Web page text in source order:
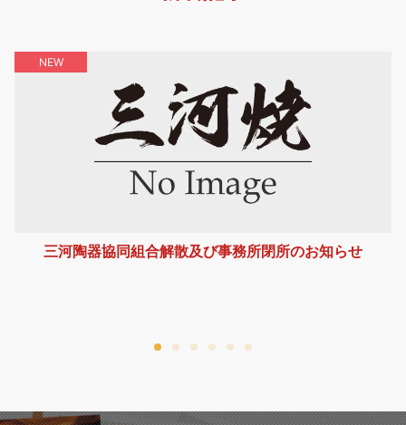
NEW
三河陶器協同組合解散及び事務所閉所のお知らせ